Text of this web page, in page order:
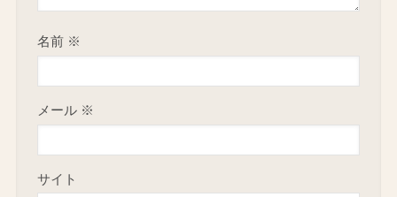
名前 ※
メール ※
サイト